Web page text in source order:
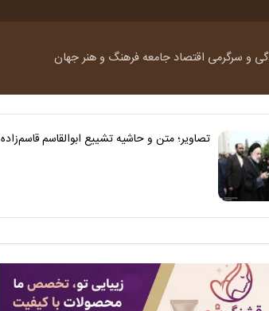
و سرگرمی اقتصاد جامعهفرهنگ و هنرجهان
تصاویر؛ متن و حاشیه تشییع ابوالقاسم قاسم‌زاده